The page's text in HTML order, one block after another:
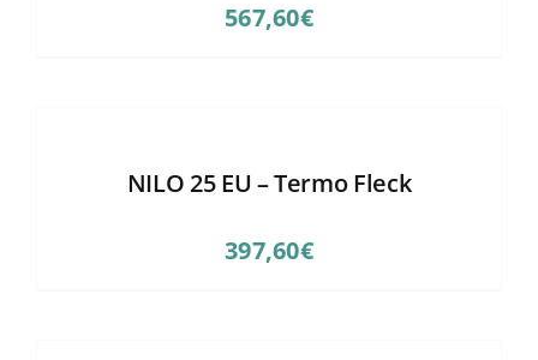
567,60€
NILO 25 EU – Termo Fleck
397,60€